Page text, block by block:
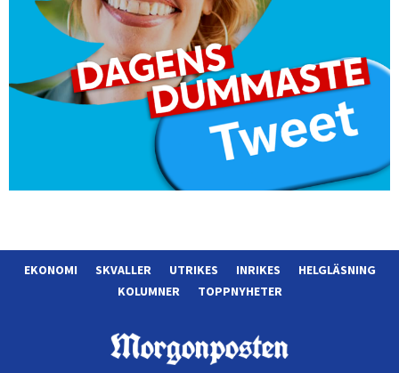
EKONOMI SKVALLER UTRIKES INRIKES
HELGLÄSNING
KOLUMNER
TOPPNYHETER